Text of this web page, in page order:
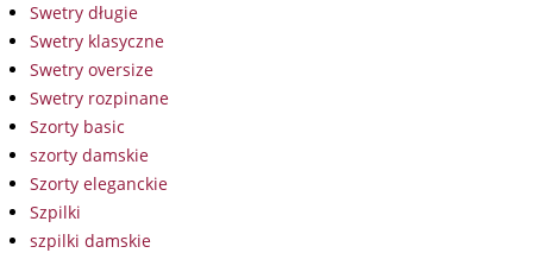
Swetry długie
Swetry klasyczne
Swetry oversize
Swetry rozpinane
Szorty basic
szorty damskie
Szorty eleganckie
Szpilki
szpilki damskie